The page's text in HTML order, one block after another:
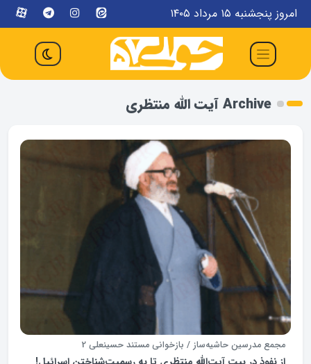
امروز پنجشنبه ۱۵ مرداد ۱۴۰۵
Archive آیت الله منتظری
مجمع مدرسین حاشیه‌ساز / بازخوانی مستند حسینعلی 2